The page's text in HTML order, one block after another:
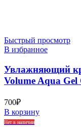
Быстрый просмотр
В избранное
Увлажняющий
Volume Aqua Gel
700₽
В корзину
Нет в наличии